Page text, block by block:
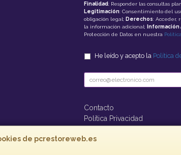
de pcrestoreweb.es
Finalidad: Responder las consultas
Legitimación: Consentimiento del
obligación legal; Derechos: Acceder,
la información adicional;
Información
Protección de Datos en nuestra
He leído y acepto la Política
Contacto
Política Privacidad